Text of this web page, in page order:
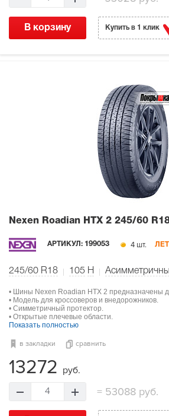
В корзину Купить в 1 клик
Nexen Roadian HTX 2 245/60
АРТИКУЛ: 199053 4 шт.
245/60 R18 105 H
• Шины Nexen Roadian HTX 2 предназначены
• Модель для кроссоверов и внедорожников.
• Симметричный протектор.
• Открытые плечевые области.
Показать полностью
в закладки сравнить
13272 руб.
4 =53088 руб.